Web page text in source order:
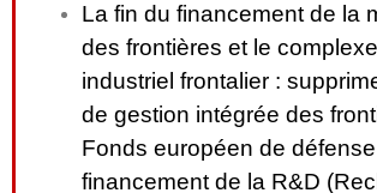
La fin du financement de la
des frontières et le
industriel frontalier :
de gestion intégrée des
Fonds européen de
financement de la R&D